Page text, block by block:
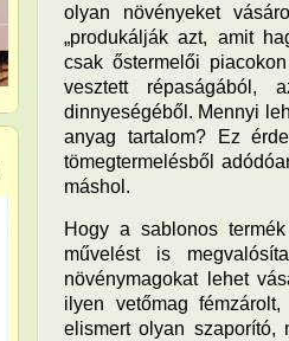
olyan növényeket
„produkálják azt, amit
csak őstermelői
vesztett répaságából,
dinnyeségéből. Mennyi
anyag tartalom? Ez
tömegtermelésből
máshol.
Hogy a sablonos
művelést is
növénymagokat lehet
ilyen vetőmag
elismert olyan szaporító,